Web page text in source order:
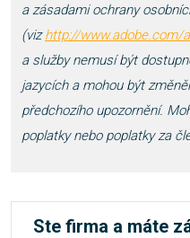
a zásadami ochrany
(vizhttp://www.adobe.com/
a služby nemusí být
jazycích a mohou být
předchozího upozornění.
poplatky nebo poplatky za
Ste firma a máte